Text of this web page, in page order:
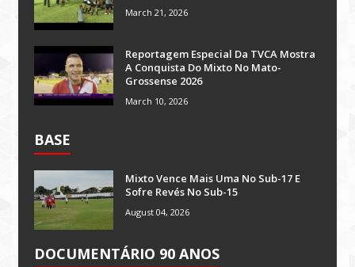
March 21, 2026
Reportagem Especial Da TVCA Mostra
A Conquista Do Mixto No Mato-
Grossense 2026
March 10, 2026
BASE
Mixto Vence Mais Uma No Sub-17 E
Sofre Revés No Sub-15
August 04, 2026
DOCUMENTÁRIO 90 ANOS